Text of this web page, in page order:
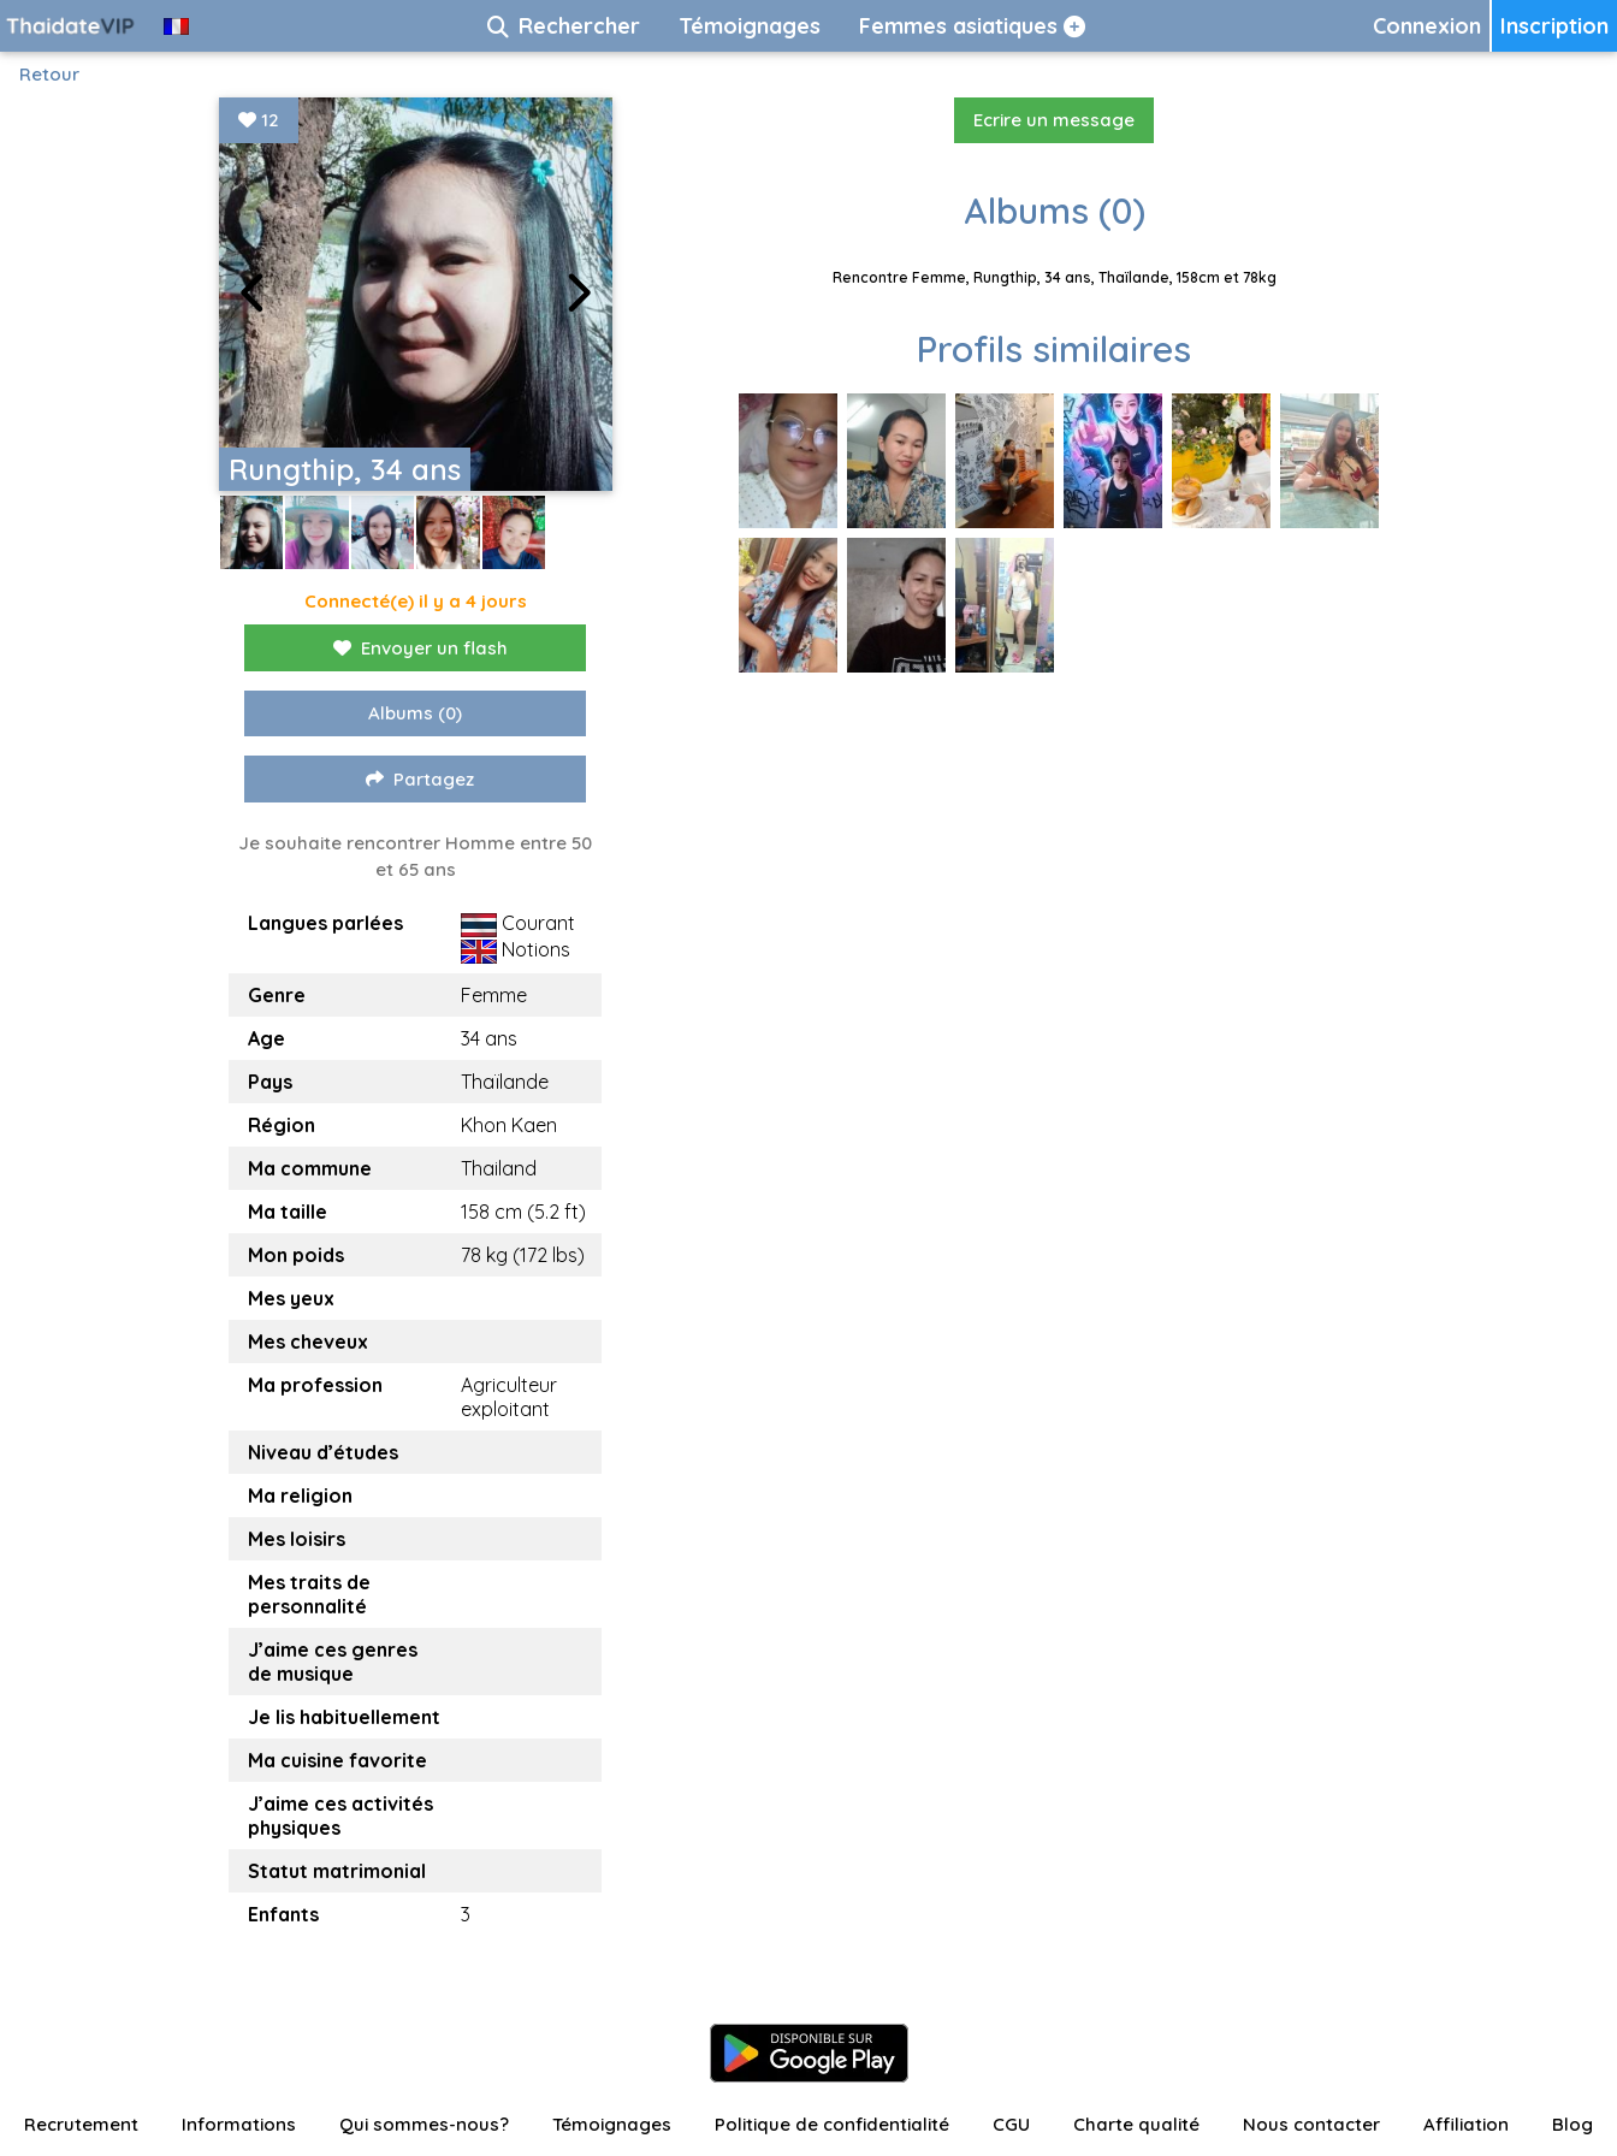
Inscription
Connexion
Rechercher Témoignages Femmes asiatiques
Retour
Rungthip, 34 ans
12
Connecté(e) il y a 4 jours
Envoyer un flash
Albums (0)
Partagez
Je souhaite rencontrer Homme entre 50
et 65 ans
Langues parlées
Courant
Notions
Genre
Femme
Age
34 ans
Pays
Thaïlande
Région
Khon Kaen
Ma commune
Thailand
Ma taille
158 cm (5.2 ft)
Mon poids
78 kg (172 lbs)
Mes yeux
Mes cheveux
Ma profession
Agriculteur
exploitant
Niveau d’études
Ma religion
Mes loisirs
Mes traits de
personnalité
J’aime ces genres
de musique
Je lis habituellement
Ma cuisine favorite
J’aime ces activités
physiques
Statut matrimonial
Enfants
3
Ecrire un message
Albums (0)
Rencontre Femme, Rungthip, 34 ans, Thaïlande, 158cm et 78kg
Profils similaires
Recrutement Informations Qui sommes-nous? Témoignages Politique de confidentialité CGU Charte qualité Nous contacter Affiliation Blog